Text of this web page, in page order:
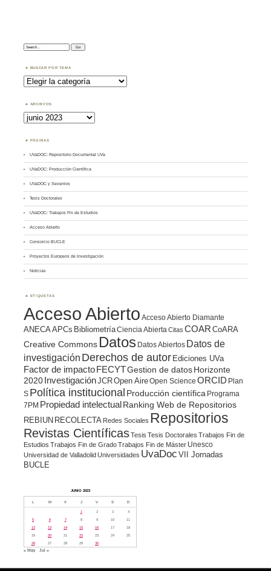
Search:
BUSCAR POR TEMA
Buscar
por
Tema
ARCHIVOS
Archivos
PÁGINAS
UVaDOC: Repositorio Documental UVa
UVaDOC: Producción Científica
UVaDOC y Sexenios
Tesis Doctorales
UVaDOC: Trabajos Fin de Estudios
Acceso Abierto
Consorcio BUCLE
Proyectos Europeos de Investigación
Noticias
ETIQUETAS
Acceso Abierto Acceso Abierto Diamante
ANECA APCs BibliometríaCiencia Abierta Citas COAR CoARA
Creative Commons Datos Datos Abiertos Datos de
investigación Derechos de autor Ediciones UVa
Factor de impacto FECYTGestion de datosHorizonte
2020 InvestigaciónJCROpen AireOpen Science ORCID Plan
S Política institucional Producción científica Programa
7PM Propiedad intelectualRanking Web de Repositorios
REBIUN RECOLECTA Redes Sociales Repositorios
Revistas CientíficasTesis Tesis Doctorales Trabajos Fin de
Estudios Trabajos Fin de GradoTrabajos Fin de Máster Unesco
Universidad de ValladolidUniversidades UvaDoc VII Jornadas
BUCLE
JUNIO 2023
L M X J V S D
1 2 3
4
5
6 7 8 9 10
11
12
13 14 15 16 17
18
19
20 21 22 23 24
25
26
27 28 29 30
« May Jul »